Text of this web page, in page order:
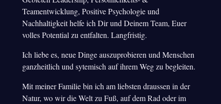
Teamentwicklung, Positive Psychologie und
Nachhaltigkeit helfe ich Dir und Deinem Team, Euer
volles Potential zu entfalten. Langfristig.
Ich liebe es, neue Dinge auszuprobieren und Menschen
ganzheitlich und sytemisch auf ihrem Weg zu begleiten.
Mit meiner Familie bin ich am liebsten draussen in der
Natur, wo wir die Welt zu Fuß, auf dem Rad oder im